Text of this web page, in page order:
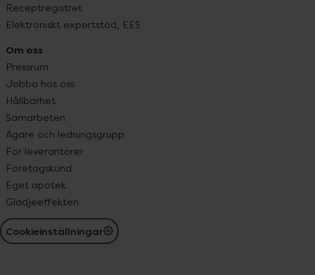
Receptregistret
Elektroniskt expertstöd, EES
Om oss
Pressrum
Jobba hos oss
Hållbarhet
Samarbeten
Ägare och ledningsgrupp
För leverantörer
Företagskund
Eget apotek
Glädjeeffekten
Cookieinställningar